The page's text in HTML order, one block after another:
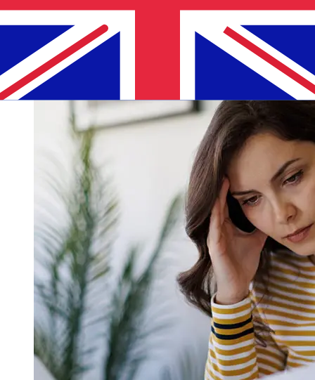
segurança também podem afetar a entrega. Verifique os
horários limite de Amministrazione del Patrimonio della
Sede Apostolica para evitar atrasos.